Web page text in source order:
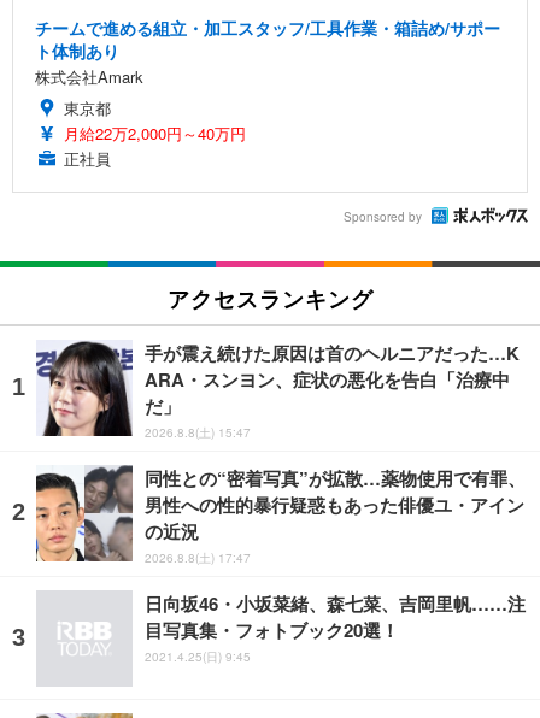
チームで進める組立・加工スタッフ/工具作業・箱詰め/サポー
ト体制あり
株式会社Amark
東京都
月給22万2,000円～40万円
正社員
Sponsored by
アクセスランキング
手が震え続けた原因は首のヘルニアだった…K
ARA・スンヨン、症状の悪化を告白「治療中
だ」
2026.8.8(土) 15:47
同性との“密着写真”が拡散…薬物使用で有罪、
男性への性的暴行疑惑もあった俳優ユ・アイン
の近況
2026.8.8(土) 17:47
日向坂46・小坂菜緒、森七菜、吉岡里帆……注
目写真集・フォトブック20選！
2021.4.25(日) 9:45